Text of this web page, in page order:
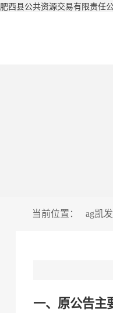
肥西县公共资源交易有限责任
当前位置： ag凯
一、原公告主